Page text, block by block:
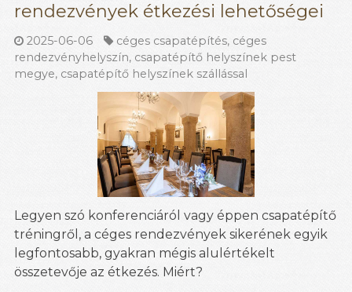
rendezvények étkezési lehetőségei
2025-06-06 céges csapatépítés, céges
rendezvényhelyszín, csapatépítő helyszínek pest
megye, csapatépítő helyszínek szállással
Legyen szó konferenciáról vagy éppen csapatépítő
tréningről, a céges rendezvények sikerének egyik
legfontosabb, gyakran mégis alulértékelt
összetevője az étkezés. Miért?